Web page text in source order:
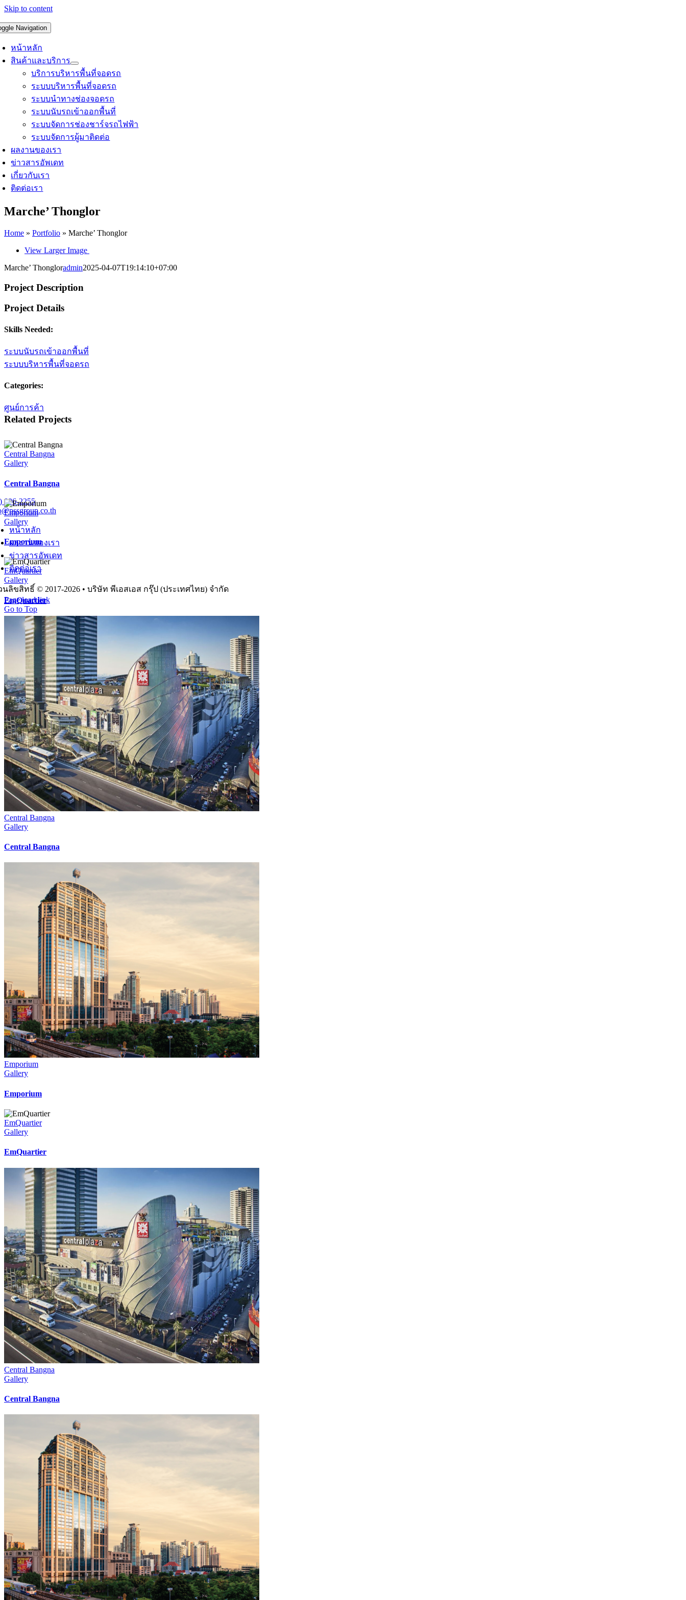
Skip to content
Navigation
หน้าหลัก
สินค้าและบริการ
บริการบริหารพื้นที่จอดรถ
ระบบบริหารพื้นที่จอดรถ
ระบบนำทางช่องจอดรถ
ระบบนับรถเข้าออกพื้นที่
ระบบจัดการช่องชาร์จรถไฟฟ้า
ระบบจัดการผู้มาติดต่อ
ผลงานของเรา
ข่าวสารอัพเดท
เกี่ยวกับเรา
ติดต่อเรา
Marche’ Thonglor
Home » Portfolio » Marche’ Thonglor
View Larger Image
Marche’ Thongloradmin2025-04-07T19:14:10+07:00
Project Description
Project Details
Skills Needed:
ระบบนับรถเข้าออกพื้นที่
ระบบบริหารพื้นที่จอดรถ
Categories:
ศูนย์การค้า
Related Projects
Central Bangna
Gallery
Central Bangna
Emporium
Gallery
Emporium
EmQuartier
Gallery
EmQuartier
Central Bangna
Gallery
Central Bangna
Emporium
Gallery
Emporium
EmQuartier
Gallery
EmQuartier
Central Bangna
Gallery
Central Bangna
096-2255
หน้าหลัก
ผลงานของเรา
ข่าวสารอัพเดท
ติดต่อเรา
นลิขสิทธิ์ © 2017-2026 • บริษัท พีเอสเอส กรุ๊ป (ประเทศไทย) จำกัด
Page load link
Go to Top